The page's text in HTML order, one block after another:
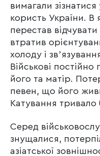
вимагали
користь України. В
перестав
втратив
холоду і
Військові
його та матір.
певен, що його
Катування тривало
Серед
знущалися,
азіатської